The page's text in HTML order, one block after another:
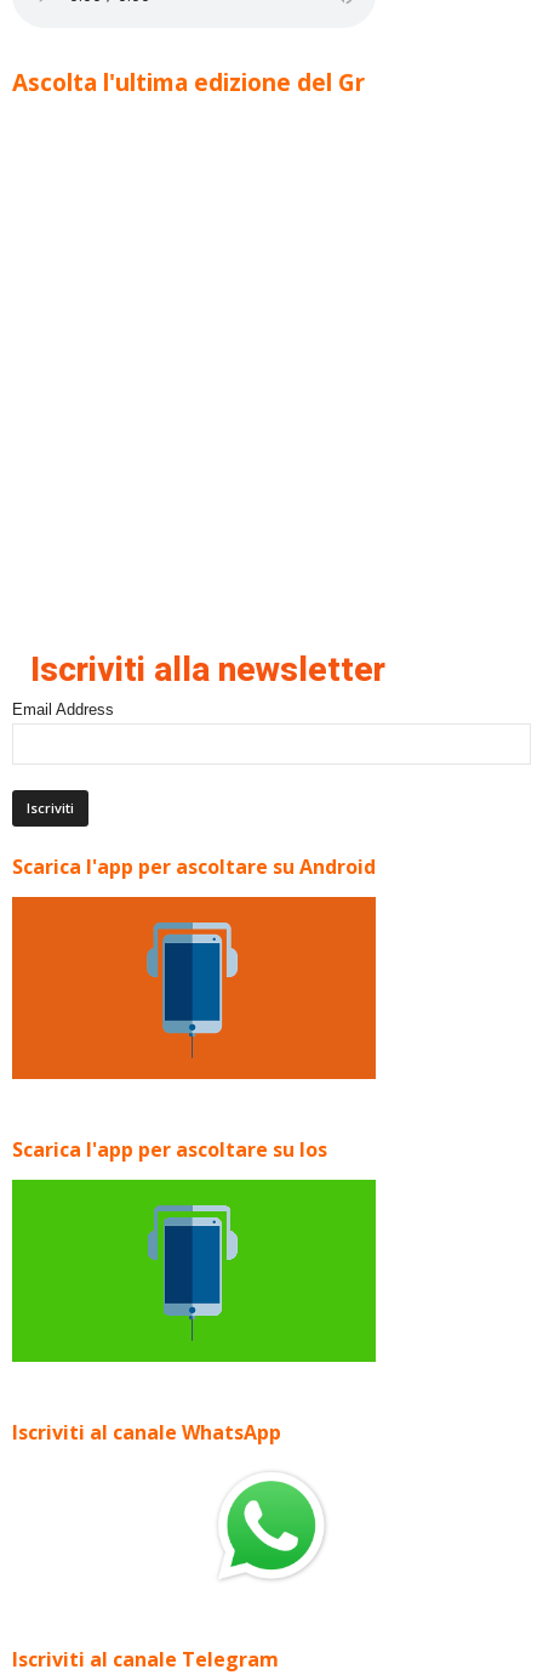
Ascolta l'ultima edizione del Gr
Iscriviti alla newsletter
Email Address
Scarica l'app per ascoltare su Android
Scarica l'app per ascoltare su Ios
Iscriviti al canale WhatsApp
Iscriviti al canale Telegram